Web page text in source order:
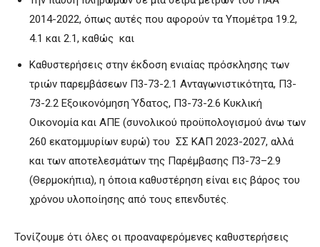
2014-2022, όπως αυτές που αφορούν τα Υπομέτρα 19.2,
4.1 και 2.1, καθώς και
Καθυστερήσεις στην έκδοση ενιαίας πρόσκλησης των
τριών παρεμβάσεων Π3-73-2.1 Ανταγωνιστικότητα, Π3-
73-2.2 Εξοικονόμηση Ύδατος, Π3-73-2.6 Κυκλική
Οικονομία και ΑΠΕ (συνολικού προϋπολογισμού άνω των
260 εκατομμυρίων ευρώ) του ΣΣ ΚΑΠ 2023-2027, αλλά
και των αποτελεσμάτων της Παρέμβασης Π3-73–2.9
(Θερμοκήπια), η όποια καθυστέρηση είναι εις βάρος του
χρόνου υλοποίησης από τους επενδυτές.
Τονίζουμε ότι όλες οι προαναφερόμενες καθυστερήσεις